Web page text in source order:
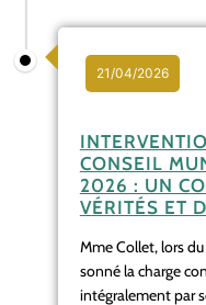
21/04/2026
CONSEIL
2026 : UN
VÉRITÉS ET
Mme Collet, lors
sonné la charge
intégralement par